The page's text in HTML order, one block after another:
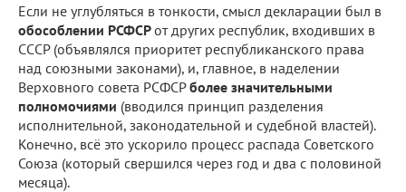
Если не углубляться в тонкости, смысл декларации был в
обособлении РСФСРот других республик, входивших в
СССР (объявлялся приоритет республиканского права
над союзными законами), и, главное, в наделении
Верховного совета РСФСРболее значительными
полномочиями (вводился принцип разделения
исполнительной, законодательной и судебной властей).
Конечно, всё это ускорило процесс распада Советского
Союза (который свершился через год и два с половиной
месяца).